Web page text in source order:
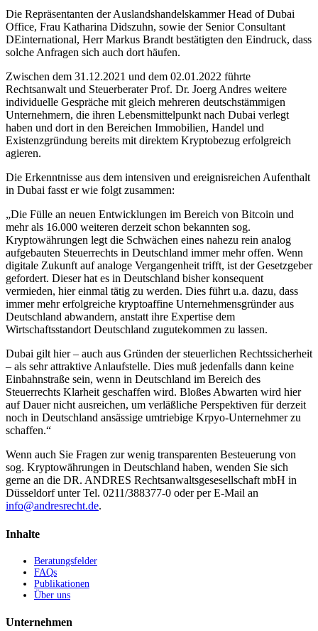
Die Repräsentanten der Auslandshandelskammer Head of Dubai
Office, Frau Katharina Didszuhn, sowie der Senior Consultant
DEinternational, Herr Markus Brandt bestätigten den Eindruck, dass
solche Anfragen sich auch dort häufen.
Zwischen dem 31.12.2021 und dem 02.01.2022 führte
Rechtsanwalt und Steuerberater Prof. Dr. Joerg Andres weitere
individuelle Gespräche mit gleich mehreren deutschstämmigen
Unternehmern, die ihren Lebensmittelpunkt nach Dubai verlegt
haben und dort in den Bereichen Immobilien, Handel und
Existenzgründung bereits mit direktem Kryptobezug erfolgreich
agieren.
Die Erkenntnisse aus dem intensiven und ereignisreichen Aufenthalt
in Dubai fasst er wie folgt zusammen:
„Die Fülle an neuen Entwicklungen im Bereich von Bitcoin und
mehr als 16.000 weiteren derzeit schon bekannten sog.
Kryptowährungen legt die Schwächen eines nahezu rein analog
aufgebauten Steuerrechts in Deutschland immer mehr offen. Wenn
digitale Zukunft auf analoge Vergangenheit trifft, ist der Gesetzgeber
gefordert. Dieser hat es in Deutschland bisher konsequent
vermieden, hier einmal tätig zu werden. Dies führt u.a. dazu, dass
immer mehr erfolgreiche kryptoaffine Unternehmensgründer aus
Deutschland abwandern, anstatt ihre Expertise dem
Wirtschaftsstandort Deutschland zugutekommen zu lassen.
Dubai gilt hier – auch aus Gründen der steuerlichen Rechtssicherheit
– als sehr attraktive Anlaufstelle. Dies muß jedenfalls dann keine
Einbahnstraße sein, wenn in Deutschland im Bereich des
Steuerrechts Klarheit geschaffen wird. Bloßes Abwarten wird hier
auf Dauer nicht ausreichen, um verläßliche Perspektiven für derzeit
noch in Deutschland ansässige umtriebige Krpyo-Unternehmer zu
schaffen.“
Wenn auch Sie Fragen zur wenig transparenten Besteuerung von
sog. Kryptowährungen in Deutschland haben, wenden Sie sich
gerne an die DR. ANDRES Rechtsanwaltsgesesellschaft mbH in
Düsseldorf unter Tel. 0211/388377-0 oder per E-Mail an
info@andresrecht.de.
Inhalte
Beratungsfelder
FAQs
Publikationen
Über uns
Unternehmen